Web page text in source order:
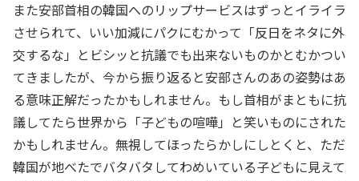
また安部首相の韓国へのリップサービスはずっとイライラ
させられて、いい加減にパクにむかって「反日をネタに外
交するな」とビシッと抗議でも出来ないものかとむかつい
てきましたが、今から振り返ると安部さんのあの姿勢はあ
る意味正解だったかもしれません。もし首相がまともに抗
議してたら世界から「子どもの喧嘩」と笑いものにされた
かもしれません。無視してほったらかしにしとくと、ただ
韓国が地べたでバタバタしてわめいている子どもに見えて